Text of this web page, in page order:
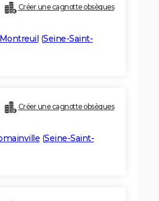
Créer une cagnotte obsèques
Montreuil (Seine-Saint-
Créer une cagnotte obsèques
(Seine-Saint-